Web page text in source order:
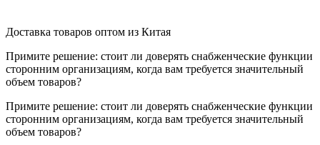
Доставка товаров оптом из Китая
Примите решение: стоит ли доверять снабженческие функции
сторонним организациям, когда вам требуется значительный
объем товаров?
Примите решение: стоит ли доверять снабженческие функции
сторонним организациям, когда вам требуется значительный
объем товаров?